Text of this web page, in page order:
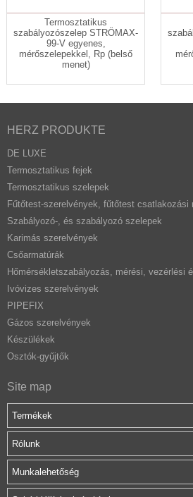
Termosztatikus
szabályozószelep STRÖMAX-
99-V egyenes,
mérőszelepekkel, Rp (belső
menet)
HERZ PRODUKTE
DE LUXE
Termosztatikus fejek
Termosztatikus szelepek
Fűtőtest-szerelvények, fűtőtest csatlakozási
Szabályozó-, és szabályozó szelepek
Karimás szerelvények
Csőarmatúrák
Hőmérsékletszabályozás, mérési, vezérlési
Ivóvizes szerelvények
PIPEFIX
Gázos szerelvények
Készülékek
Osztók-gyűjtők
Site map
Termékek
Rólunk
Munkalehetőség